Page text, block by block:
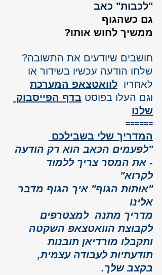
"לכבות" כאב
גם כשהגוף
ממשיך לחוש אותו?
חושבים שיודעים את התשובה?
שלחו הודעה עכשיו בשידור או
לאחריו לוואטצאפ המערכת
וגם העלו בפוסט בדף הפייסבוק
שלנו
======
המדריך שלי בשבילכם
"לפעמים הכאב הוא רק הודעה
- את המסר צריך ללמוד
לקרוא"
"אותות הגוף" איך הגוף מדבר
אלינו
מדריך מתנה  למצטרפים
לקבוצת הוואטצאפ השקטה
ותקבלו מורדיאן תובנות
תודעתיות לעבודה עצמית,
בקצב שלך.